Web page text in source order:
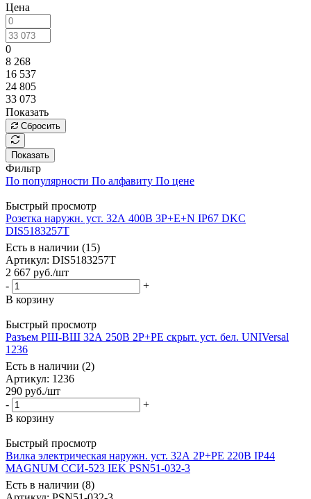
Цена
0
8 268
16 537
24 805
33 073
Показать
Сбросить
Показать
Фильтр
По популярности По алфавиту По цене
Быстрый просмотр
Розетка наружн. уст. 32А 400В 3P+E+N IP67 DKC
DIS5183257T
Есть в наличии (15)
Артикул: DIS5183257T
2 667 руб./шт
-
+
В корзину
Быстрый просмотр
Разъем РШ-ВШ 32А 250В 2P+PE скрыт. уст. бел. UNIVersal
1236
Есть в наличии (2)
Артикул: 1236
290 руб./шт
-
+
В корзину
Быстрый просмотр
Вилка электрическая наружн. уст. 32А 2P+PE 220В IP44
MAGNUM ССИ-523 IEK PSN51-032-3
Есть в наличии (8)